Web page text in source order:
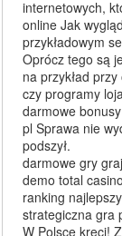
internetowych,
online Jak
przykładowym
Oprócz tego są
na przykład
czy programy
darmowe
pl Sprawa nie
podszył.
darmowe gry
demo total casino
ranking
strategiczna gra
W Polsce kręci!